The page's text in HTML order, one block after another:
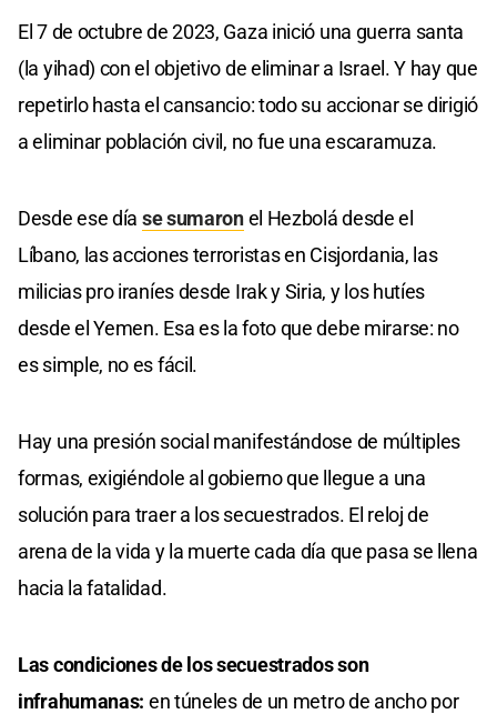
El 7 de octubre de 2023, Gaza inició una guerra santa
(la yihad) con el objetivo de eliminar a Israel. Y hay que
repetirlo hasta el cansancio: todo su accionar se dirigió
a eliminar población civil, no fue una escaramuza.
Desde ese día se sumaronel Hezbolá desde el
Líbano, las acciones terroristas en Cisjordania, las
milicias pro iraníes desde Irak y Siria, y los hutíes
desde el Yemen. Esa es la foto que debe mirarse: no
es simple, no es fácil.
Hay una presión social manifestándose de múltiples
formas, exigiéndole al gobierno que llegue a una
solución para traer a los secuestrados. El reloj de
arena de la vida y la muerte cada día que pasa se llena
hacia la fatalidad.
Las condiciones de los secuestrados son
infrahumanas: en túneles de un metro de ancho por